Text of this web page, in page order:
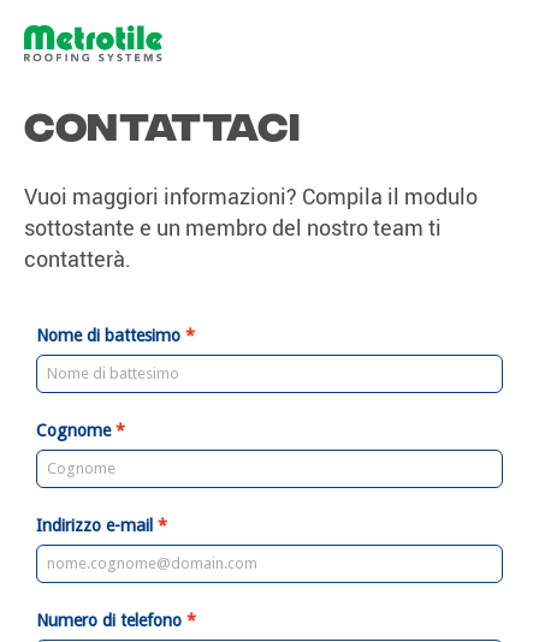
Contattaci
Vuoi maggiori informazioni? Compila il modulo
sottostante e un membro del nostro team ti
contatterà.
Nome di battesimo
Cognome
Indirizzo e-mail
Numero di telefono